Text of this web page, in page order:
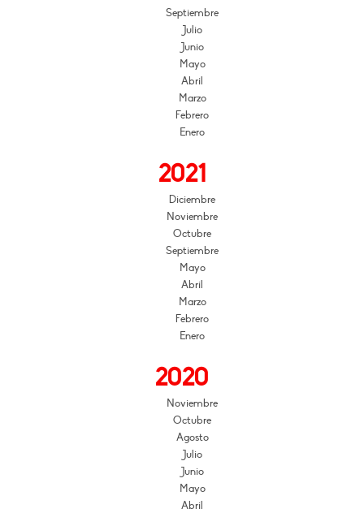
Septiembre
Julio
Junio
Mayo
Abril
Marzo
Febrero
Enero
2021
Diciembre
Noviembre
Octubre
Septiembre
Mayo
Abril
Marzo
Febrero
Enero
2020
Noviembre
Octubre
Agosto
Julio
Junio
Mayo
Abril